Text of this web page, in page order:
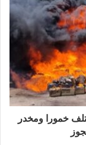
خمورا ومخدر